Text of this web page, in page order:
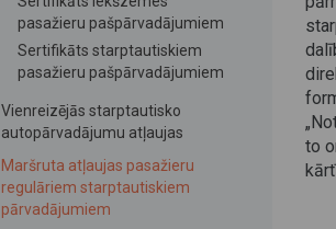
pasažieru pašpārvadājumiem
Sertifikāts starptautiskiem
pasažieru pašpārvadājumiem
Vienreizējās starptautisko
autopārvadājumu atļaujas
Maršruta atļaujas pasažieru
regulāriem starptautiskiem
pārvadājumiem
to